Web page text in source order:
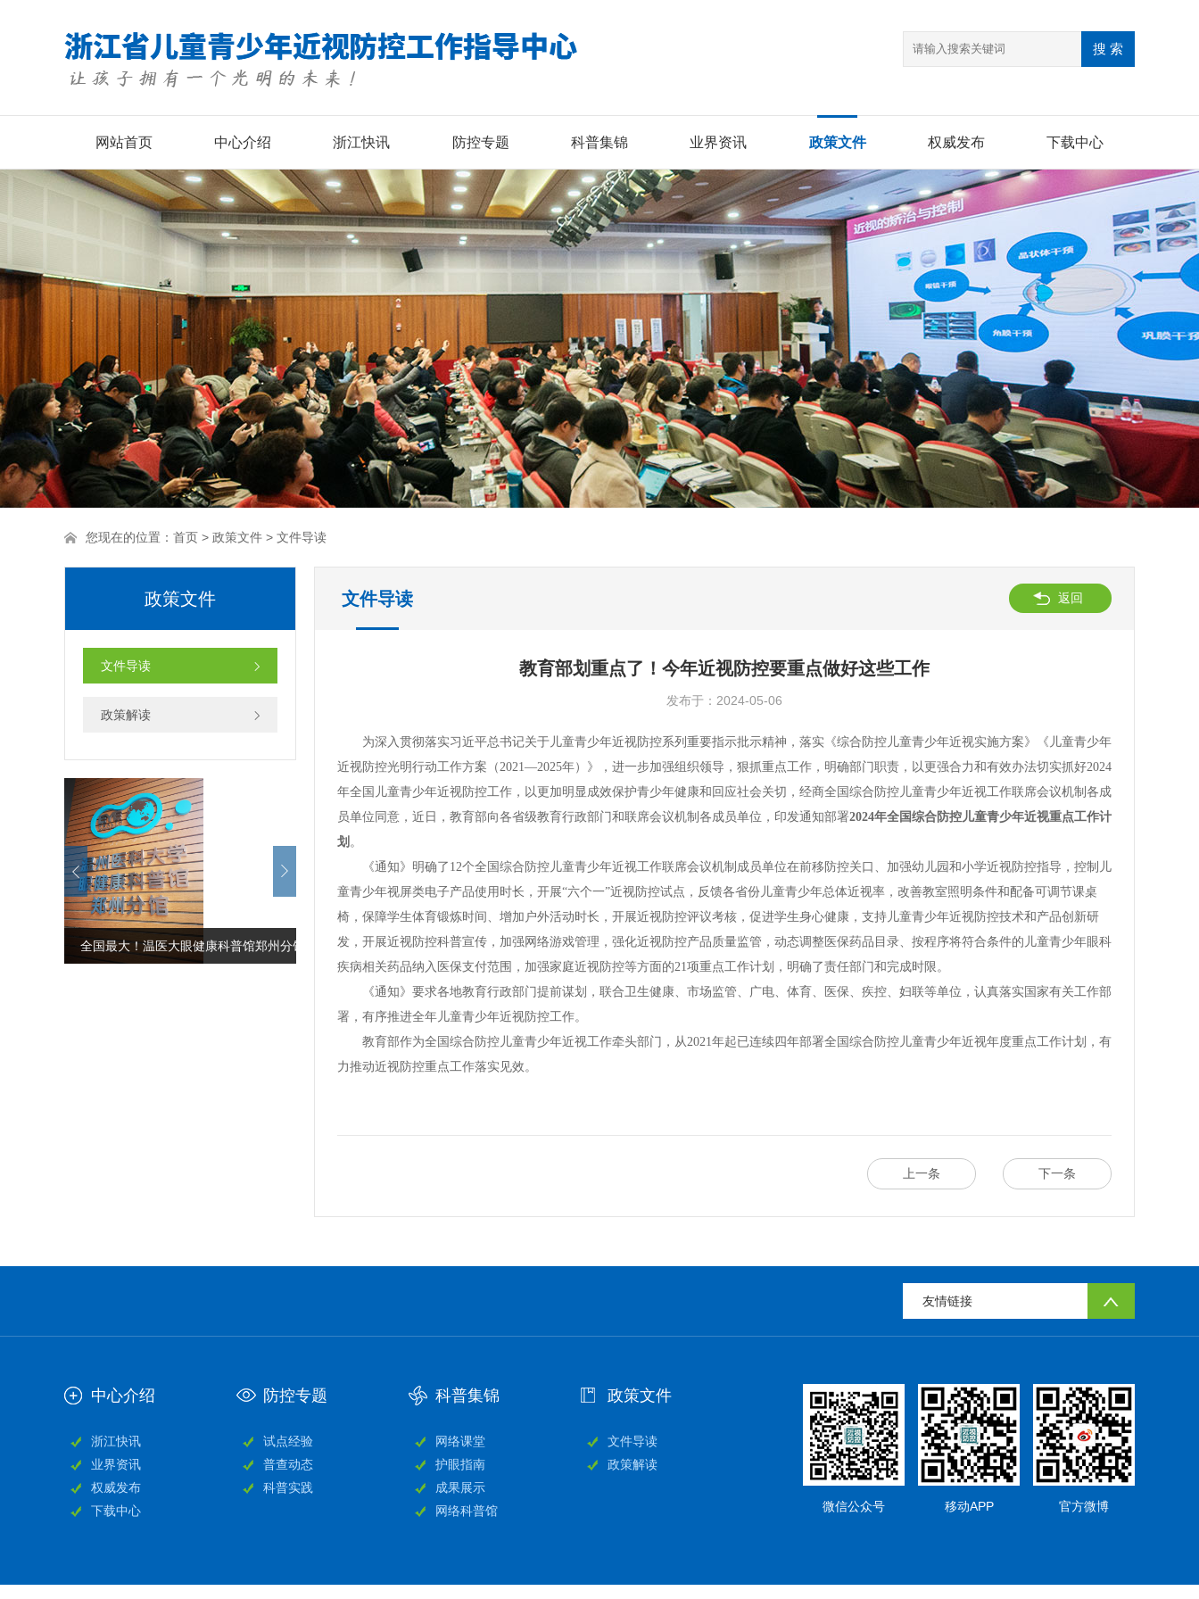
网站首页 中心介绍 浙江快讯 防控专题 科普集锦 业界资讯 政策文件 权威发布 下载中心
您现在的位置： 首页 > 政策文件 > 文件导读
政策文件
文件导读
政策解读
​全国最大！温医大眼健康科普馆郑州分馆 全国最大！温医大眼健康科普馆郑州分馆 浙江率全国之先发布《儿童青少年近视防 浙江率全国之先发布《儿童青少年近视防 温州医科大学附属眼视光医
文件导读 返回
教育部划重点了！今年近视防控要重点做好这些工作
发布于：2024-05-06
为深入贯彻落实习近平总书记关于儿童青少年近视防控系列重要指示批示精神，落实《综合防控儿童青少年近视实施方案》《儿童青少年
近视防控光明行动工作方案（2021—2025年）》，进一步加强组织领导，狠抓重点工作，明确部门职责，以更强合力和有效办法切实抓好2024
年全国儿童青少年近视防控工作，以更加明显成效保护青少年健康和回应社会关切，经商全国综合防控儿童青少年近视工作联席会议机制各成
员单位同意，近日，教育部向各省级教育行政部门和联席会议机制各成员单位，印发通知部署2024年全国综合防控儿童青少年近视重点工作计
划 。
《通知》明确了12个全国综合防控儿童青少年近视工作联席会议机制成员单位在前移防控关口、加强幼儿园和小学近视防控指导，控制儿
童青少年视屏类电子产品使用时长，开展“六个一”近视防控试点，反馈各省份儿童青少年总体近视率，改善教室照明条件和配备可调节课桌
椅，保障学生体育锻炼时间、增加户外活动时长，开展近视防控评议考核，促进学生身心健康，支持儿童青少年近视防控技术和产品创新研
发，开展近视防控科普宣传，加强网络游戏管理，强化近视防控产品质量监管，动态调整医保药品目录、按程序将符合条件的儿童青少年眼科
疾病相关药品纳入医保支付范围，加强家庭近视防控等方面的21项重点工作计划，明确了责任部门和完成时限。
《通知》要求各地教育行政部门提前谋划，联合卫生健康、市场监管、广电、体育、医保、疾控、妇联等单位，认真落实国家有关工作部
署，有序推进全年儿童青少年近视防控工作。
教育部作为全国综合防控儿童青少年近视工作牵头部门，从2021年起已连续四年部署全国综合防控儿童青少年近视年度重点工作计划，有
力推动近视防控重点工作落实见效。
下一条
上一条
友情链接
中心介绍
浙江快讯
业界资讯
权威发布
下载中心
防控专题
试点经验
普查动态
科普实践
科普集锦
网络课堂
护眼指南
成果展示
网络科普馆
政策文件
文件导读
政策解读
微信公众号 移动APP 官方微博